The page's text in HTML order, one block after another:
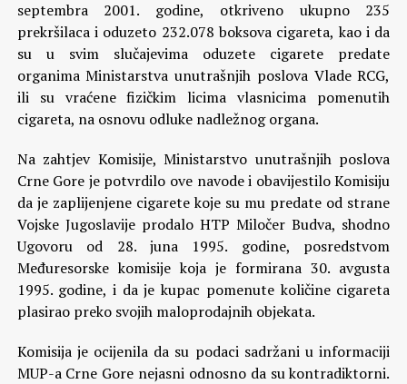
septembra 2001. godine, otkriveno ukupno 235
prekršilaca i oduzeto 232.078 boksova cigareta, kao i da
su u svim slučajevima oduzete cigarete predate
organima Ministarstva unutrašnjih poslova Vlade RCG,
ili su vraćene fizičkim licima vlasnicima pomenutih
cigareta, na osnovu odluke nadležnog organa.
Na zahtjev Komisije, Ministarstvo unutrašnjih poslova
Crne Gore je potvrdilo ove navode i obavijestilo Komisiju
da je zaplijenjene cigarete koje su mu predate od strane
Vojske Jugoslavije prodalo HTP Miločer Budva, shodno
Ugovoru od 28. juna 1995. godine, posredstvom
Međuresorske komisije koja je formirana 30. avgusta
1995. godine, i da je kupac pomenute količine cigareta
plasirao preko svojih maloprodajnih objekata.
Komisija je ocijenila da su podaci sadržani u informaciji
MUP-a Crne Gore nejasni odnosno da su kontradiktorni.